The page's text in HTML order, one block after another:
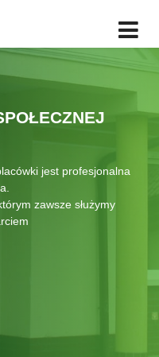
jest profesjonalna
zawsze służymy